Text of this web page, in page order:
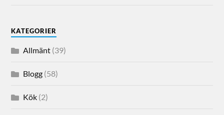
KATEGORIER
Allmänt (39)
Blogg (58)
Kök (2)